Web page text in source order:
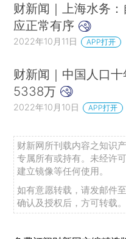
财新闻｜上海水务
应正常有序
2022年10月11日 APP打开
财新闻｜中国人口十
5338万
2022年10月10日 APP打开
财新网所刊载内容之知识
专属所有或持有。未经许
建立镜像等任何使用。
如有意愿转载，请发邮件至
确认及授权后，方可转载。